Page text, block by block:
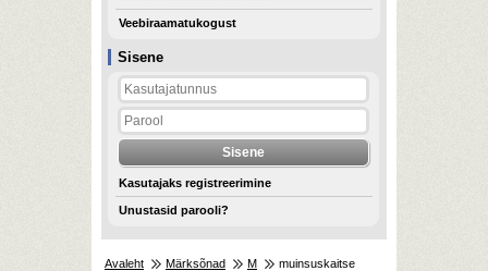
Sisene
Kasutajaks registreerimine
Unustasid parooli?
Veebiraamatukogust
Avaleht Märksõnad M muinsuskaitse